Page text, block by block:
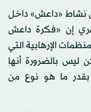
نشاط «داعش» داخل
إن «فكرة داعش
الإرهابية التي
ليس بالضرورة أنها
بقدر ما هو نوع من